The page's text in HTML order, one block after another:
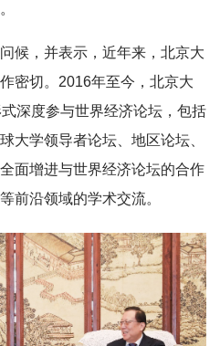
候，并表示，近年来，北京大
密切。2016年至今，北京大
深度参与世界经济论坛，包括
大学领导者论坛、地区论坛、
面增进与世界经济论坛的合作
前沿领域的学术交流。